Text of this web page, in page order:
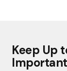
Keep Up